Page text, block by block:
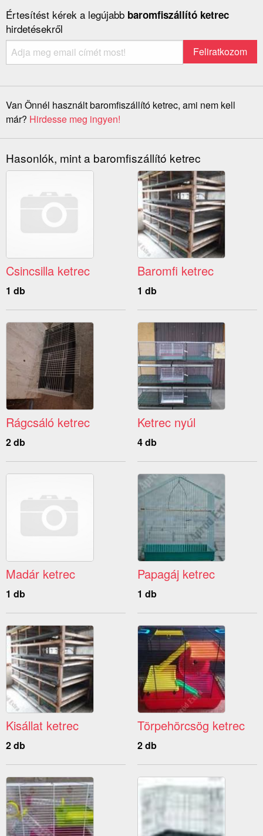
Értesítést kérek a legújabb baromfiszállító ketrec
hirdetésekről
Van Önnél használt baromfiszállító ketrec, ami nem kell
már? Hirdesse meg ingyen!
Hasonlók, mint a baromfiszállító ketrec
Csincsilla ketrec
1 db
Baromfi ketrec
1 db
Rágcsáló ketrec
2 db
Ketrec nyúl
4 db
Madár ketrec
1 db
Papagáj ketrec
1 db
Kisállat ketrec
2 db
Törpehörcsög ketrec
2 db